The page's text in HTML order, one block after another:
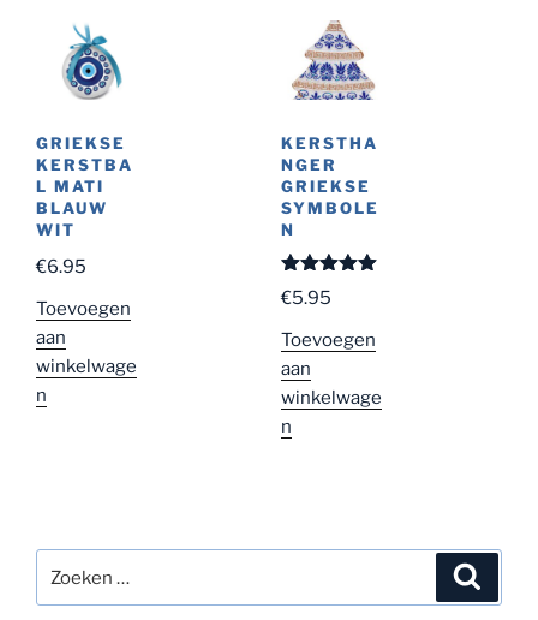
GRIEKSE
KERSTBA
L MATI
BLAUW
WIT
€6.95
Toevoegen
aan
winkelwage
n
KERSTHA
NGER
GRIEKSE
SYMBOLE
N
Gewaardeer
d5.00
€5.95
Toevoegen
aan
winkelwage
n
naar: